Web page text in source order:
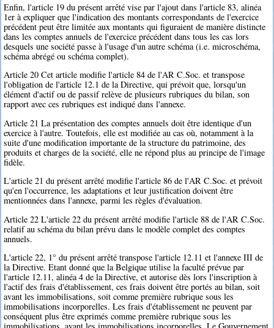
Enfin, l'article 19 du présent arrêté vise par l'ajout dans l'article 83, alinéa
1er à expliquer que l'indication des montants correspondants de l'exercice
précédent peut être limitée aux montants qui figuraient de manière distincte
dans les comptes annuels de l'exercice précédent dans tous les cas lors
desquels une société passe à l'usage d'un autre schéma (i.e. microschéma,
schéma abrégé ou schéma complet).
Article 20 Cet article modifie l'article 84 de l'AR C.Soc. et transpose
l'obligation de l'article 12.1 de la Directive, qui prévoit que, lorsqu'un
élément d'actif ou de passif relève de plusieurs rubriques du bilan, son
rapport avec ces rubriques est indiqué dans l'annexe.
Article 21 La présentation des comptes annuels doit être identique d'un
exercice à l'autre. Toutefois, elle est modifiée au cas où, notamment à la
suite d'une modification importante de la structure du patrimoine, des
produits et charges de la société, elle ne répond plus au principe de l'image
fidèle.
L'article 21 du présent arrêté modifie l'article 86 de l'AR C.Soc. et prévoit
qu'en l'occurrence, les adaptations et leur justification doivent être
mentionnées dans l'annexe, parmi les règles d'évaluation.
Article 22 L'article 22 du présent arrêté modifie l'article 88 de l'AR C.Soc.
relatif au schéma du bilan prévu dans le modèle complet des comptes
annuels.
L'article 22, 1° du présent arrêté transpose l'article 12.11 et l'annexe III de
la Directive. Etant donné que la Belgique utilise la faculté prévue par
l'article 12.11, alinéa 4 de la Directive, et autorise dès lors l'inscription à
l'actif des frais d'établissement, ces frais doivent être portés au bilan, soit
avant les immobilisations, soit comme première rubrique sous les
immobilisations incorporelles. Les frais d'établissement ne peuvent par
conséquent plus être exprimés comme première rubrique sous les